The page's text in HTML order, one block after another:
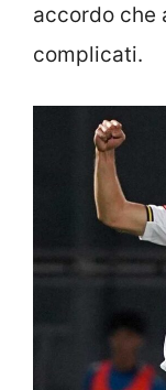
accordo che
complicati.